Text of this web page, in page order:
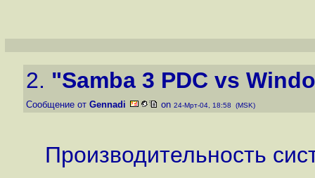
2. "Samba 3 PDC vs
Сообщение от Gennadi on 24-Мрт-04, 18:58 (MSK)
Производительность